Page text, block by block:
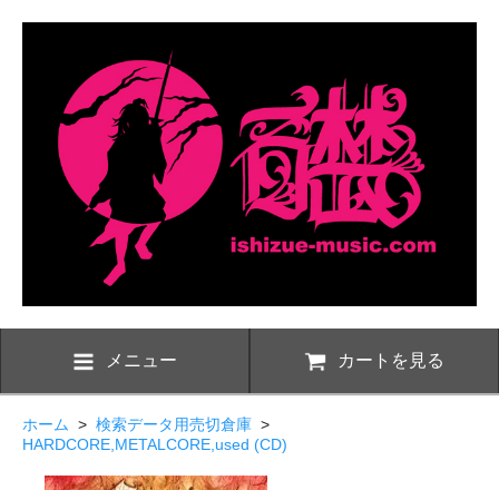
メニュー カートを見る
ホーム > 検索データ用売切倉庫 >
HARDCORE,METALCORE,used (CD)